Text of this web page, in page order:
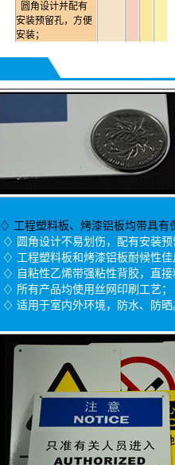
圆角设计并配有
安装预留孔，方便
安装；
♢ 工程塑料板、烤漆铝板均带具有
♢ 圆角设计不易划伤，配有安装预
♢ 工程塑料板和烤漆铝板耐候性佳
♢ 自粘性乙烯带强粘性背胶，直接
♢ 所有产品均使用丝网印刷工艺；
♢ 适用于室内外环境，防水、防晒